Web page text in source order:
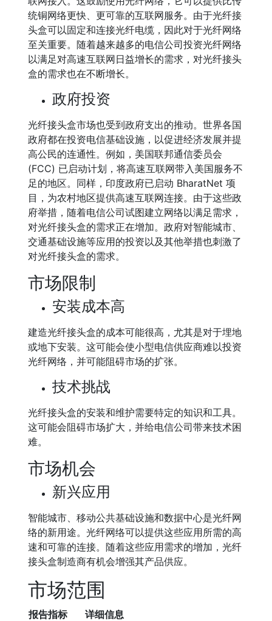
统铜网络更快、更可靠的互联网服务。由于光纤接
头盒可以固定和连接光纤电缆，因此对于光纤网络
至关重要。随着越来越多的电信公司投资光纤网络
以满足对高速互联网日益增长的需求，对光纤接头
盒的需求也在不断增长。
政府投资
光纤接头盒市场也受到政府支出的推动。世界各国
政府都在投资电信基础设施，以促进经济发展并提
高公民的连通性。例如，美国联邦通信委员会
(FCC) 已启动计划，将高速互联网带入美国服务不
足的地区。同样，印度政府已启动 BharatNet 项
目，为农村地区提供高速互联网连接。由于这些政
府举措，随着电信公司试图建立网络以满足需求，
对光纤接头盒的需求正在增加。政府对智能城市、
交通基础设施等应用的投资以及其他举措也刺激了
对光纤接头盒的需求。
市场限制
安装成本高
建造光纤接头盒的成本可能很高，尤其是对于埋地
或地下安装。这可能会使小型电信供应商难以投资
光纤网络，并可能阻碍市场的扩张。
技术挑战
光纤接头盒的安装和维护需要特定的知识和工具。
这可能会阻碍市场扩大，并给电信公司带来技术困
难。
市场机会
新兴应用
智能城市、移动公共基础设施和数据中心是光纤网
络的新用途。光纤网络可以提供这些应用所需的高
速和可靠的连接。随着这些应用需求的增加，光纤
接头盒制造商有机会增强其产品供应。
市场范围
报告指标 详细信息